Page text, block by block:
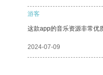
游客
这款app的音乐资源非常优
2024-07-09